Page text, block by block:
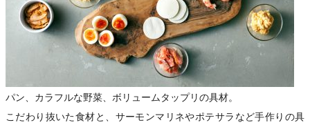
パン、カラフルな野菜、ボリュームタップリの具材。
こだわり抜いた食材と、サーモンマリネやポテサラなど手作りの具